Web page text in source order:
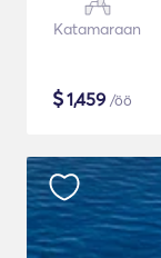
Katamaraan
$1,459 /öö